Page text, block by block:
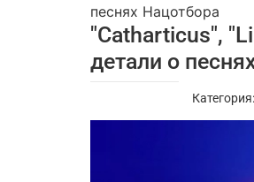
песнях Нацотбора
"Catharticus",
детали о
Категория: